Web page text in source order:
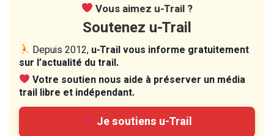
Vous aimez u-Trail ?
Soutenez u-Trail
Depuis 2012, u-Trail vous informe gratuitement
sur l’actualité du trail.
Votre soutien nous aide à préserver un média
trail libre et indépendant.
Je soutiens u-Trail